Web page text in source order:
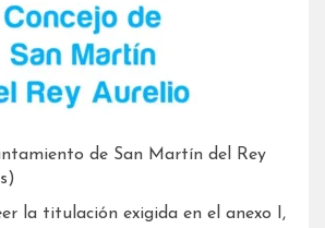
de San Martín del Rey
la titulación exigida en el anexo I,